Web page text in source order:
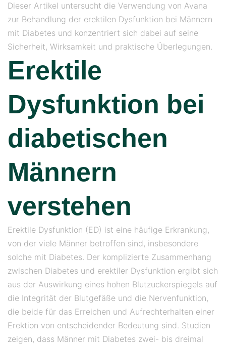
Dieser Artikel untersucht die Verwendung von Avana
zur Behandlung der erektilen Dysfunktion bei Männern
mit Diabetes und konzentriert sich dabei auf seine
Sicherheit, Wirksamkeit und praktische Überlegungen.
Erektile
Dysfunktion bei
diabetischen
Männern
verstehen
Erektile Dysfunktion (ED) ist eine häufige Erkrankung,
von der viele Männer betroffen sind, insbesondere
solche mit Diabetes. Der komplizierte Zusammenhang
zwischen Diabetes und erektiler Dysfunktion ergibt sich
aus der Auswirkung eines hohen Blutzuckerspiegels auf
die Integrität der Blutgefäße und die Nervenfunktion,
die beide für das Erreichen und Aufrechterhalten einer
Erektion von entscheidender Bedeutung sind. Studien
zeigen, dass Männer mit Diabetes zwei- bis dreimal